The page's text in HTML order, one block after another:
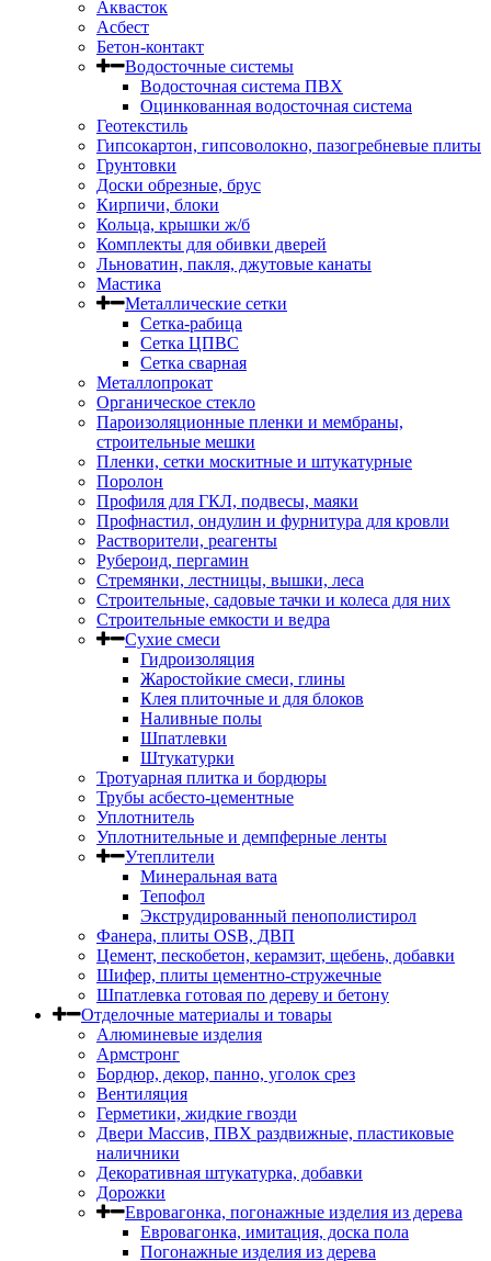
Аквасток
Асбест
Бетон-контакт
Водосточные системы
Водосточная система ПВХ
Оцинкованная водосточная система
Геотекстиль
Гипсокартон, гипсоволокно, пазогребневые плиты
Грунтовки
Доски обрезные, брус
Кирпичи, блоки
Кольца, крышки ж/б
Комплекты для обивки дверей
Льноватин, пакля, джутовые канаты
Мастика
Металлические сетки
Сетка-рабица
Сетка ЦПВС
Сетка сварная
Металлопрокат
Органическое стекло
Пароизоляционные пленки и мембраны,
строительные мешки
Пленки, сетки москитные и штукатурные
Поролон
Профиля для ГКЛ, подвесы, маяки
Профнастил, ондулин и фурнитура для кровли
Растворители, реагенты
Рубероид, пергамин
Стремянки, лестницы, вышки, леса
Строительные, садовые тачки и колеса для них
Строительные емкости и ведра
Сухие смеси
Гидроизоляция
Жаростойкие смеси, глины
Клея плиточные и для блоков
Наливные полы
Шпатлевки
Штукатурки
Тротуарная плитка и бордюры
Трубы асбесто-цементные
Уплотнитель
Уплотнительные и демпферные ленты
Утеплители
Минеральная вата
Тепофол
Экструдированный пенополистирол
Фанера, плиты OSB, ДВП
Цемент, пескобетон, керамзит, щебень, добавки
Шифер, плиты цементно-стружечные
Шпатлевка готовая по дереву и бетону
Отделочные материалы и товары
Алюминевые изделия
Армстронг
Бордюр, декор, панно, уголок срез
Вентиляция
Герметики, жидкие гвозди
Двери Массив, ПВХ раздвижные, пластиковые
наличники
Декоративная штукатурка, добавки
Дорожки
Евровагонка, погонажные изделия из дерева
Евровагонка, имитация, доска пола
Погонажные изделия из дерева